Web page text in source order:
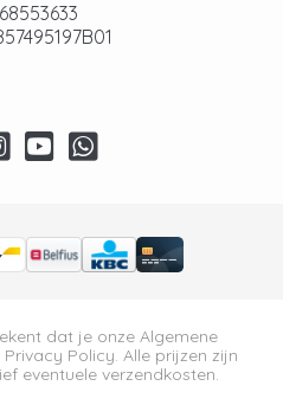
dat je onze Algemene
Privacy Policy. Alle prijzen zijn
eventuele verzendkosten.